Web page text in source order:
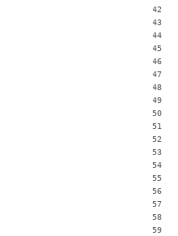
42
43
44
45
46
47
48
49
50
51
52
53
54
55
56
57
58
59